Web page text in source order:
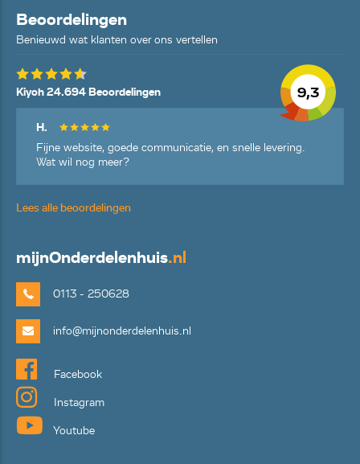
Beoordelingen
Benieuwd wat klanten over ons vertellen
9,3
Kiyoh 24.694 Beoordelingen
H.
Fijne website, goede communicatie, en snelle levering.
Wat wil nog meer?
Lees alle beoordelingen
mijnOnderdelenhuis.nl
0113 - 250628
info@mijnonderdelenhuis.nl
Facebook
Instagram
Youtube